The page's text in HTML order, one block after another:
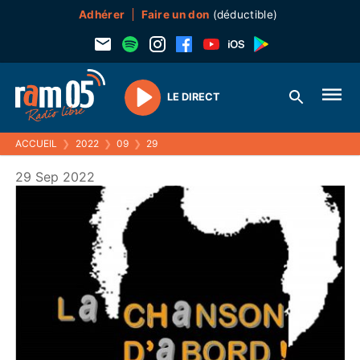
Adhérer Faire un don (déductible)
Play
LE DIRECT
ACCUEIL ❯ 2022 ❯ 09 ❯ 29
29 Sep 2022